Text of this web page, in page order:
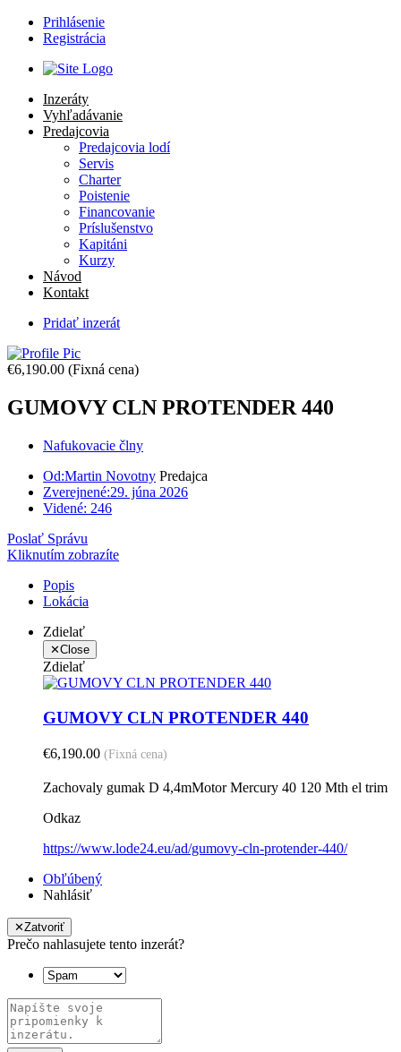
Prihlásenie
Registrácia
Inzeráty
Vyhľadávanie
Predajcovia
Predajcovia lodí
Servis
Charter
Poistenie
Financovanie
Príslušenstvo
Kapitáni
Kurzy
Návod
Kontakt
Pridať inzerát
€6,190.00 (Fixná cena)
GUMOVY CLN PROTENDER 440
Nafukovacie člny
Od:Martin Novotny Predajca
Zverejnené:29. júna 2026
Videné: 246
Poslať Správu
Kliknutím zobrazíte
Popis
Lokácia
Zdielať
✕Close
Zdielať
GUMOVY CLN PROTENDER 440
€6,190.00 (Fixná cena)
Zachovaly gumak D 4,4mMotor Mercury 40 120 Mth el trim
Odkaz
https://www.lode24.eu/ad/gumovy-cln-protender-440/
Obľúbený
Nahlásiť
✕Zatvoriť
Prečo nahlasujete tento inzerát?